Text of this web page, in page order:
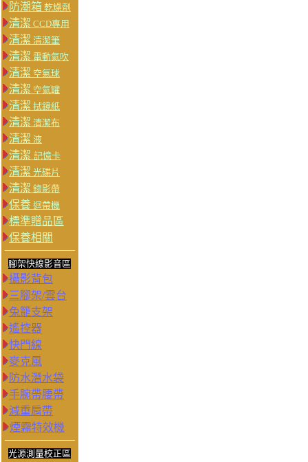
防潮箱 乾燥劑
清潔 CCD專用
清潔 清潔筆
清潔 電動氣吹
清潔 空氣球
清潔 空氣罐
清潔 拭鏡紙
清潔 清潔布
清潔 液
清潔 記憶卡
清潔 光碟片
清潔 錄影帶
保養 迴帶機
標準贈品區
保養相關
腳架快線影音區
攝影背包
三腳架/雲台
兔籠支架
遙控器
快門線
麥克風
防水潛水袋
手腕帶腰帶
減重肩帶
煙霧特效機
光源測量校正區